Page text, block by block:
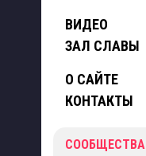
ВИДЕО
ЗАЛ СЛАВЫ
О САЙТЕ
КОНТАКТЫ
СООБЩЕСТВА